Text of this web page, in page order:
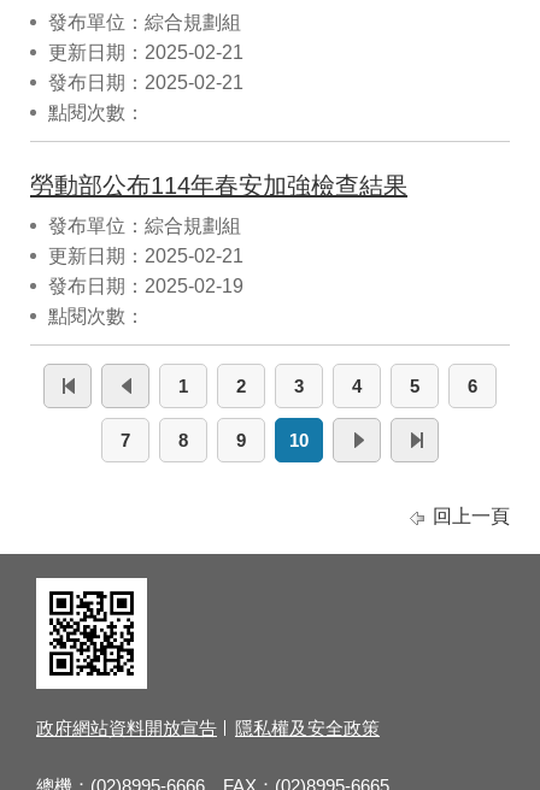
發布單位：綜合規劃組
更新日期：2025-02-21
發布日期：2025-02-21
點閱次數：
勞動部公布114年春安加強檢查結果
發布單位：綜合規劃組
更新日期：2025-02-21
發布日期：2025-02-19
點閱次數：
1 2 3 4 5 6
7 8 9 10
回上一頁
政府網站資料開放宣告 隱私權及安全政策
總機：(02)8995-6666 FAX：(02)8995-6665